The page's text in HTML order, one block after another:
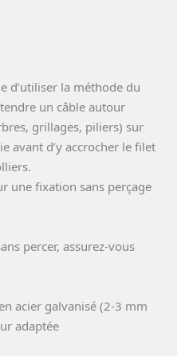
d’utiliser la méthode du
un câble autour
grillages, piliers) sur
avant d’y accrocher le filet
une fixation sans perçage
percer, assurez-vous
acier galvanisé (2-3 mm
adaptée